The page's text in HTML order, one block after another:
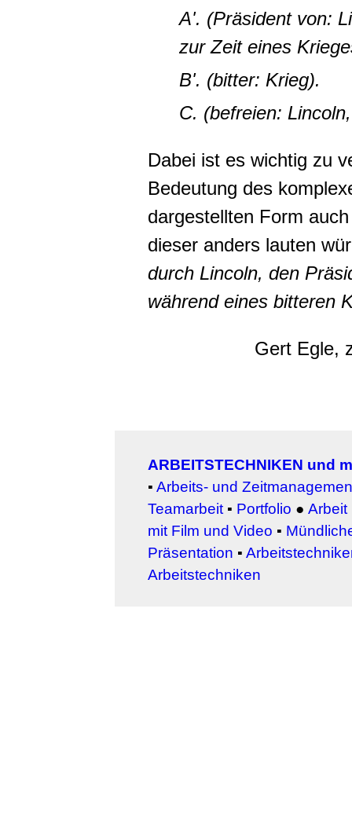
A'. (Präsident von:
zur Zeit eines
B'. (bitter: Krieg).
C. (befreien:
Dabei ist es wichtig zu
Bedeutung des
dargestellten Form
dieser anders lauten
durch Lincoln, den
während eines bitteren
Gert Egle,
ARBEITSTECHNIKEN und
▪ Arbeits- und
Teamarbeit ▪ Portfolio ● Arbeit
mit Film und Video ▪
Präsentation ▪
Arbeitstechniken